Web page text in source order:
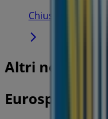
Chiuso
Altri negozi di
Eurospin Viaggi